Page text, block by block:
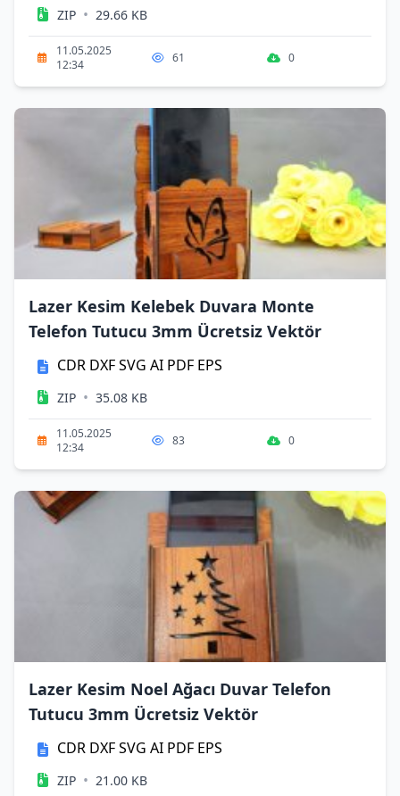
ZIP • 29.66 KB
11.05.2025
12:34
61 0
Lazer Kesim Kelebek Duvara Monte
Telefon Tutucu 3mm Ücretsiz Vektör
CDR DXFSVG AI PDF EPS
ZIP • 35.08 KB
11.05.2025
12:34
83 0
Lazer Kesim Noel Ağacı Duvar Telefon
Tutucu 3mm Ücretsiz Vektör
CDR DXFSVG AI PDF EPS
ZIP • 21.00 KB